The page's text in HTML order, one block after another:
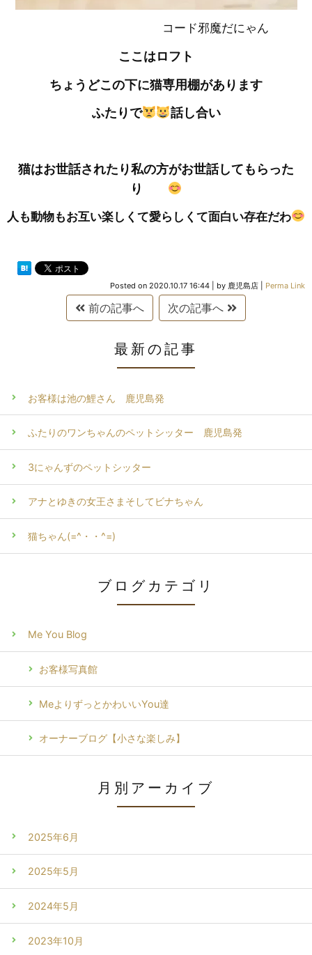
コード邪魔だにゃん
ここはロフト
ちょうどこの下に猫専用棚があります
ふたりで
話し合い
猫はお世話されたり私の方がお世話してもらった
り
人も動物もお互い楽しくて愛らしくて面白い存在だわ
Posted on 2020.10.17 16:44 by 鹿児島店 Perma Link
前の記事へ 次の記事へ
最新の記事
お客様は池の鯉さん 鹿児島発
ふたりのワンちゃんのペットシッター 鹿児島発
3にゃんずのペットシッター
アナとゆきの女王さまそしてビナちゃん
猫ちゃん(=^・・^=)
ブログカテゴリ
Me You Blog
お客様写真館
MeよりずっとかわいいYou達
オーナーブログ【小さな楽しみ】
月別アーカイブ
2025年6月
2025年5月
2024年5月
2023年10月